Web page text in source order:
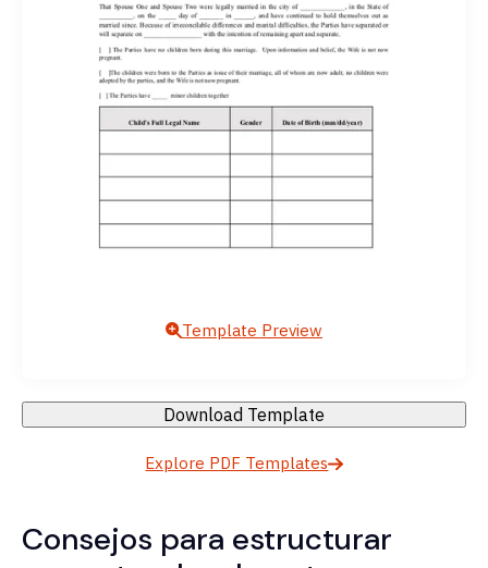
Template Preview
Download Template
Explore PDF Templates
Consejos para estructurar